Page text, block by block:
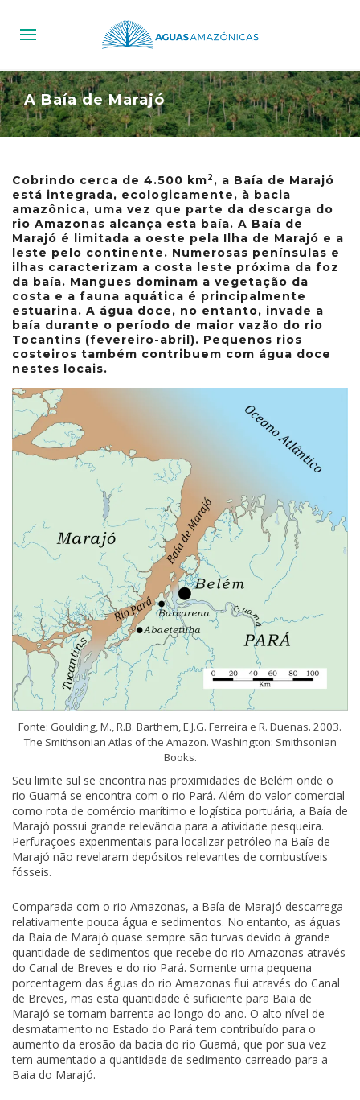
A Baía de Marajó
Cobrindo cerca de 4.500 km2 , a Baía de Marajó
está integrada, ecologicamente, à bacia
amazônica, uma vez que parte da descarga do
rio Amazonas alcança esta baía. A Baía de
Marajó é limitada a oeste pela Ilha de Marajó e a
leste pelo continente. Numerosas penínsulas e
ilhas caracterizam a costa leste próxima da foz
da baía. Mangues dominam a vegetação da
costa e a fauna aquática é principalmente
estuarina. A água doce, no entanto, invade a
baía durante o período de maior vazão do rio
Tocantins (fevereiro-abril). Pequenos rios
costeiros também contribuem com água doce
nestes locais.
Fonte: Goulding, M., R.B. Barthem, E.J.G. Ferreira e R. Duenas. 2003.
The Smithsonian Atlas of the Amazon. Washington: Smithsonian
Books.
Seu limite sul se encontra nas proximidades de Belém onde o
rio Guamá se encontra com o rio Pará. Além do valor comercial
como rota de comércio marítimo e logística portuária, a Baía de
Marajó possui grande relevância para a atividade pesqueira.
Perfurações experimentais para localizar petróleo na Baía de
Marajó não revelaram depósitos relevantes de combustíveis
fósseis.
Comparada com o rio Amazonas, a Baía de Marajó descarrega
relativamente pouca água e sedimentos. No entanto, as águas
da Baía de Marajó quase sempre são turvas devido à grande
quantidade de sedimentos que recebe do rio Amazonas através
do Canal de Breves e do rio Pará. Somente uma pequena
porcentagem das águas do rio Amazonas flui através do Canal
de Breves, mas esta quantidade é suficiente para Baia de
Marajó se tornam barrenta ao longo do ano. O alto nível de
desmatamento no Estado do Pará tem contribuído para o
aumento da erosão da bacia do rio Guamá, que por sua vez
tem aumentado a quantidade de sedimento carreado para a
Baia do Marajó.